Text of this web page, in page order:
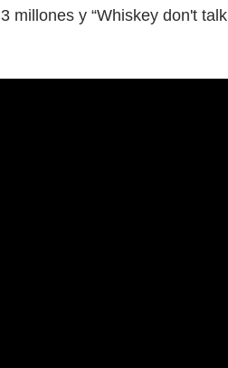
millones y “Whiskey don't talk